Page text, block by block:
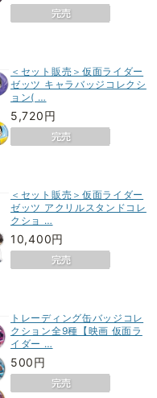
＜セット販売＞仮面ライダー
ゼッツ キャラバッジコレクシ
ョン( …
5,720円
＜セット販売＞仮面ライダー
ゼッツ アクリルスタンドコレ
クショ …
10,400円
トレーディング缶バッジコレ
クション全9種【映画 仮面ラ
イダー …
500円